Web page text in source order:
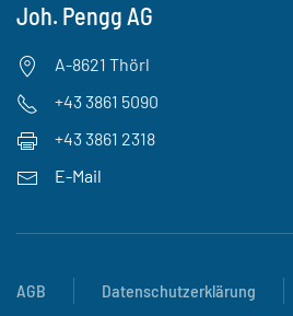
Joh. Pengg AG
A-8621 Thörl
+43 3861 5090
+43 3861 2318
E-Mail
AGB Datenschutzerklärung